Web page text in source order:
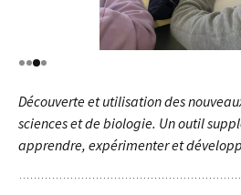
Découverte et utilisation des
sciences et de biologie. Un outil
apprendre, expérimenter et